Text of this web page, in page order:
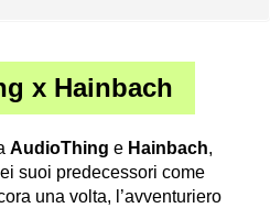
x Hainbach
AudioThing e Hainbach,
suoi predecessori come
una volta, l’avventuriero